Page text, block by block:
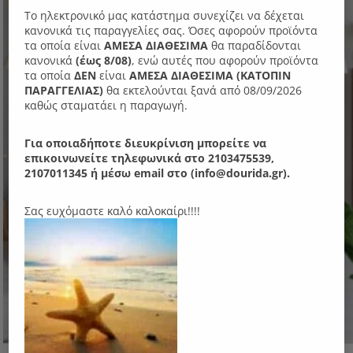
- 15%
Το ηλεκτρονικό μας κατάστημα συνεχίζει να δέχεται
κανονικά τις παραγγελίες σας. Όσες αφορούν προϊόντα
τα οποία είναιΑΜΕΣΑ ΔΙΑΘΕΣΙΜΑ θα παραδίδονται
κανονικά(έως 8/08), ενώ αυτές που αφορούν προϊόντα
τα οποίαΔΕΝ είναι ΑΜΕΣΑ ΔΙΑΘΕΣΙΜΑ (ΚΑΤΟΠΙΝ
ΠΑΡΑΓΓΕΛIΑΣ) θα εκτελούνται ξανά από 08/09/2026
καθώς σταματάει η παραγωγή.
Για οποιαδήποτε διευκρίνιση μπορείτε να
επικοινωνείτε τηλεφωνικά στο 2103475539,
2107011345 ή μέσω email στο (info@dourida.gr).
Σας ευχόμαστε καλό καλοκαίρι!!!!